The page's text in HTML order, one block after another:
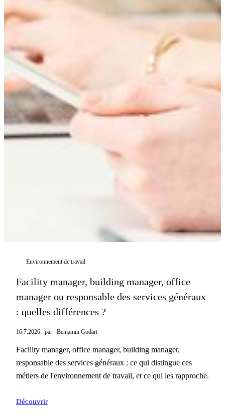
Environnement de travail
Facility manager, building manager, office
manager ou responsable des services généraux
: quelles différences ?
16.7.2026 par Benjamin Godart
Facility manager, office manager, building manager,
responsable des services généraux : ce qui distingue ces
métiers de l'environnement de travail, et ce qui les rapproche.
Découvrir